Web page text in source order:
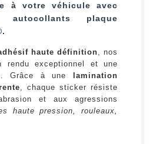
à votre véhicule avec
autocollants plaque
haute définition, nos
rendu exceptionnel et une
Grâce à une
lamination
, chaque sticker résiste
et aux agressions
haute pression, rouleaux,